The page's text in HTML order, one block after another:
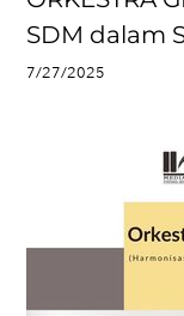
SDM dalam
7/27/2025